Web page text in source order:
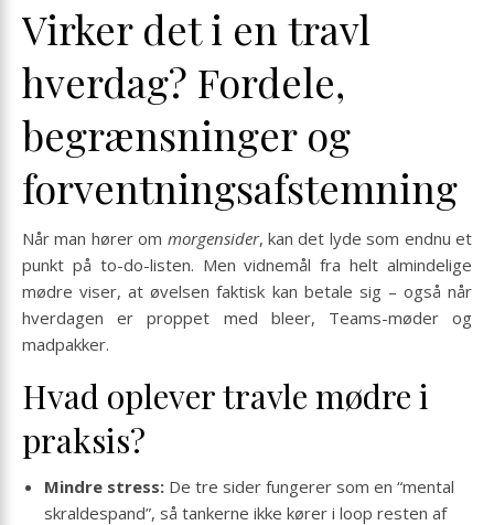
Virker det i en travl
hverdag? Fordele,
begrænsninger og
forventningsafstemning
Når man hører om morgensider, kan det lyde som endnu et
punkt på to-do-listen. Men vidne­mål fra helt almindelige
mødre viser, at øvelsen faktisk kan betale sig – også når
hverdagen er proppet med bleer, Teams-møder og
madpakker.
Hvad oplever travle mødre i
praksis?
Mindre stress: De tre sider fungerer som en “mental
skraldespand”, så tankerne ikke kører i loop resten af